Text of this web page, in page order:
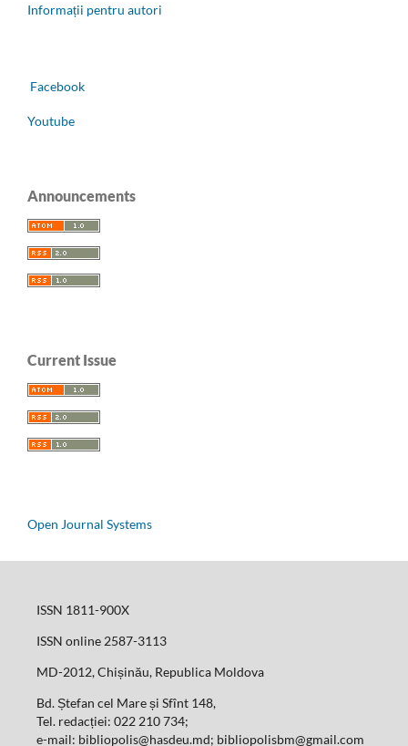
Informații pentru autori
Facebook
Youtube
Announcements
Current Issue
Open Journal Systems
ISSN 1811-900X
ISSN online 2587-3113
MD-2012, Chișinău, Republica Moldova
Bd. Ștefan cel Mare și Sfînt 148,
Tel. redacției: 022 210 734;
e-mail: bibliopolis@hasdeu.md; bibliopolisbm@gmail.com